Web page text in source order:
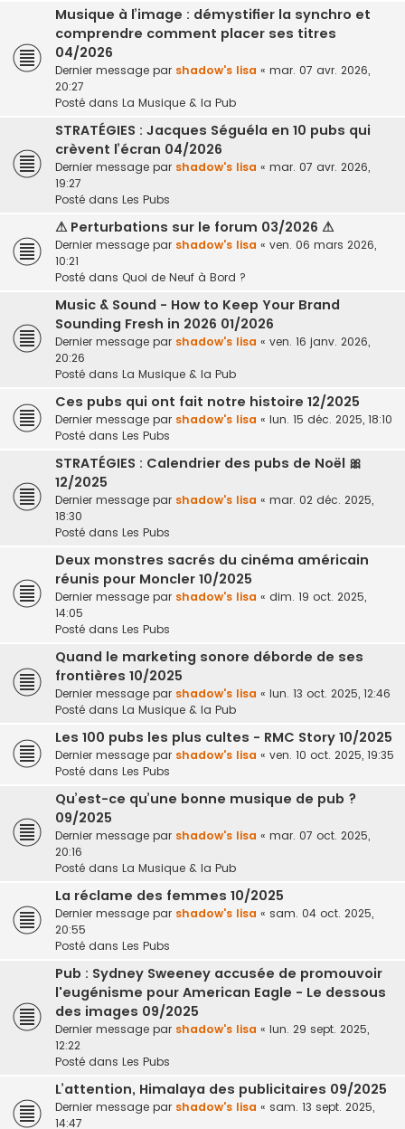
Musique à l’image : démystifier la synchro et
comprendre comment placer ses titres
04/2026
Dernier message par shadow's lisa « mar. 07 avr. 2026,
20:27
Posté dans La Musique & la Pub
STRATÉGIES : Jacques Séguéla en 10 pubs qui
crèvent l’écran 04/2026
Dernier message par shadow's lisa « mar. 07 avr. 2026,
19:27
Posté dans Les Pubs
⚠ Perturbations sur le forum 03/2026 ⚠
Dernier message par shadow's lisa « ven. 06 mars 2026,
10:21
Posté dans Quoi de Neuf à Bord ?
Music & Sound - How to Keep Your Brand
Sounding Fresh in 2026 01/2026
Dernier message par shadow's lisa « ven. 16 janv. 2026,
20:26
Posté dans La Musique & la Pub
Ces pubs qui ont fait notre histoire 12/2025
Dernier message par shadow's lisa « lun. 15 déc. 2025, 18:10
Posté dans Les Pubs
STRATÉGIES : Calendrier des pubs de Noël 🎀
12/2025
Dernier message par shadow's lisa « mar. 02 déc. 2025,
18:30
Posté dans Les Pubs
Deux monstres sacrés du cinéma américain
réunis pour Moncler 10/2025
Dernier message par shadow's lisa « dim. 19 oct. 2025,
14:05
Posté dans Les Pubs
Quand le marketing sonore déborde de ses
frontières 10/2025
Dernier message par shadow's lisa « lun. 13 oct. 2025, 12:46
Posté dans La Musique & la Pub
Les 100 pubs les plus cultes - RMC Story 10/2025
Dernier message par shadow's lisa « ven. 10 oct. 2025, 19:35
Posté dans Les Pubs
Qu’est-ce qu’une bonne musique de pub ?
09/2025
Dernier message par shadow's lisa « mar. 07 oct. 2025,
20:16
Posté dans La Musique & la Pub
La réclame des femmes 10/2025
Dernier message par shadow's lisa « sam. 04 oct. 2025,
20:55
Posté dans Les Pubs
Pub : Sydney Sweeney accusée de promouvoir
l'eugénisme pour American Eagle - Le dessous
des images 09/2025
Dernier message par shadow's lisa « lun. 29 sept. 2025,
12:22
Posté dans Les Pubs
L’attention, Himalaya des publicitaires 09/2025
Dernier message par shadow's lisa « sam. 13 sept. 2025,
14:47